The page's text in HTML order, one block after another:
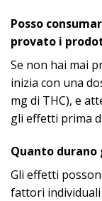
Posso
provato i
Se non hai mai
inizia con una
mg di THC), e
gli effetti prima
Quanto
Gli effetti
fattori individuali